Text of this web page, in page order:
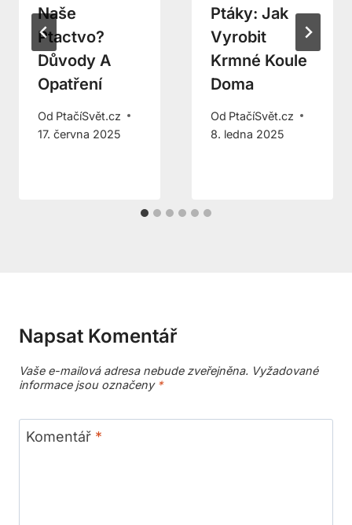
Naše
Ptactvo?
Důvody A
Opatření
Od PtačíSvět.cz
17. června 2025
Ptáky: Jak
Vyrobit
Krmné Koule
Doma
Od PtačíSvět.cz
8. ledna 2025
Napsat Komentář
Vaše e-mailová adresa nebude zveřejněna. Vyžadované
informace jsou označeny *
Komentář *